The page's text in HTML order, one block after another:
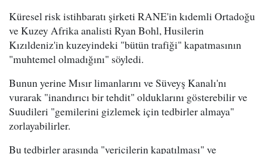
Küresel risk istihbaratı şirketi RANE'in kıdemli Ortadoğu
ve Kuzey Afrika analisti Ryan Bohl, Husilerin
Kızıldeniz'in kuzeyindeki "bütün trafiği" kapatmasının
"muhtemel olmadığını" söyledi.
Bunun yerine Mısır limanlarını ve Süveyş Kanalı'nı
vurarak "inandırıcı bir tehdit" olduklarını gösterebilir ve
Suudileri "gemilerini gizlemek için tedbirler almaya"
zorlayabilirler.
Bu tedbirler arasında "vericilerin kapatılması" ve